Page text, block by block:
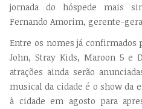
jornada do hóspede mais
Fernando Amorim, gerente-
Entre os nomes já confirmados
John, Stray Kids, Maroon 5 e
atrações ainda serão
musical da cidade é o show da
à cidade em agosto para